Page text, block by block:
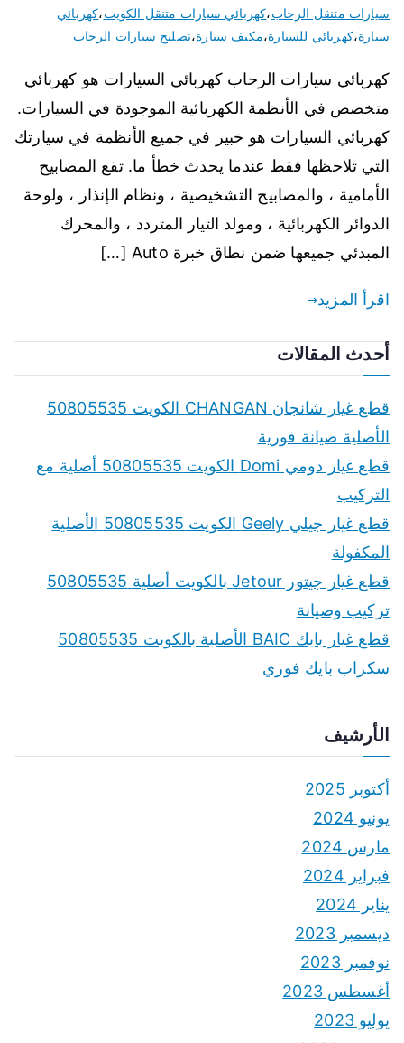
سيارات متنقل الرحاب،كهربائي سيارات متنقل الكويت،كهربائي
سيارة،كهربائي للسيارة،مكيف سيارة،نصليح سيارات الرحاب
كهربائي سيارات الرحاب كهربائي السيارات هو كهربائي
متخصص في الأنظمة الكهربائية الموجودة في السيارات.
كهربائي السيارات هو خبير في جميع الأنظمة في سيارتك
التي تلاحظها فقط عندما يحدث خطأ ما. تقع المصابيح
الأمامية ، والمصابيح التشخيصية ، ونظام الإنذار ، ولوحة
الدوائر الكهربائية ، ومولد التيار المتردد ، والمحرك
المبدئي جميعها ضمن نطاق خبرة Auto […]
اقرأ المزيد
أحدث المقالات
قطع غيار شانجان CHANGAN الكويت 50805535
الأصلية صيانة فورية
قطع غيار دومي Domi الكويت 50805535 أصلية مع
التركيب
قطع غيار جيلي Geely الكويت 50805535 الأصلية
المكفولة
قطع غيار جيتور Jetour بالكويت أصلية 50805535
تركيب وصيانة
قطع غيار بايك BAIC الأصلية بالكويت 50805535
سكراب بايك فوري
الأرشيف
أكتوبر 2025
يونيو 2024
مارس 2024
فبراير 2024
يناير 2024
ديسمبر 2023
نوفمبر 2023
أغسطس 2023
يوليو 2023